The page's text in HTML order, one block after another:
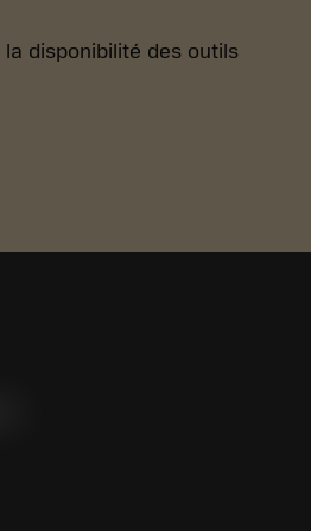
disponibilité des outils